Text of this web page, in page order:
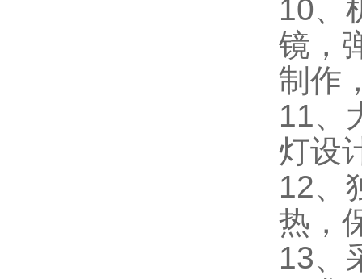
10、
镜，
制作
11、
灯设
12、
热，
13、